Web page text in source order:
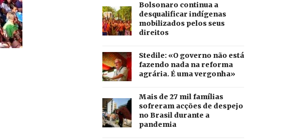
Bolsonaro continua a
desqualificar indígenas
mobilizados pelos seus
direitos
Stedile: «O governo não está
fazendo nada na reforma
agrária. É uma vergonha»
Mais de 27 mil famílias
sofreram acções de despejo
no Brasil durante a
pandemia